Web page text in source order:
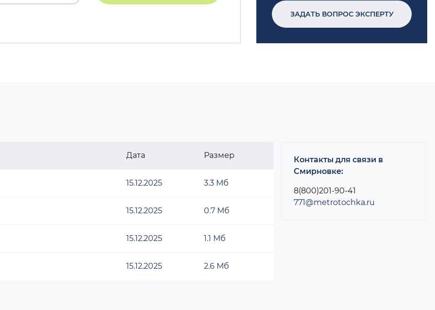
ЗАДАТЬ ВОПРОС ЭКСПЕРТУ
Дата Размер
15.12.2025 3.3 Мб
15.12.2025 0.7 Мб
15.12.2025 1.1 Мб
15.12.2025 2.6 Мб
Контакты для связи в
Смирновке:
8(800)201-90-41
771@metrotochka.ru